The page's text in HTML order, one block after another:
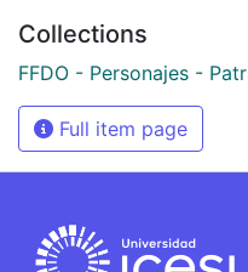
Collections
FFDO - Personajes -
Full item page